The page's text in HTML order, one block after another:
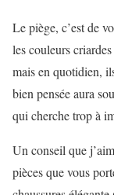
Le piège, c’est de
les couleurs
mais en quotidien,
bien pensée aura
qui cherche trop à
Un conseil que
pièces que vous